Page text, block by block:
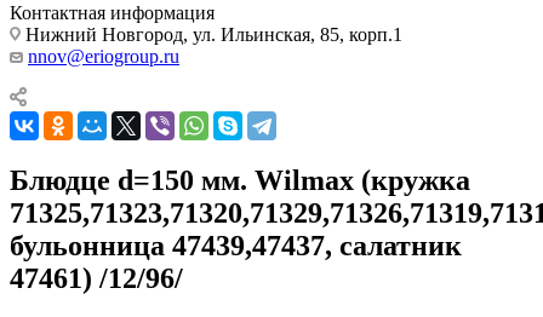
Контактная информация
Нижний Новгород, ул. Ильинская, 85, корп.1
nnov@eriogroup.ru
Блюдце d=150 мм. Wilmax (кружка
бульонница 47439,47437, салатник
47461) /12/96/